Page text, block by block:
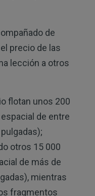
de
precio de las
lección a otros
flotan unos 200
de entre
otros 15 000
de más de
mientras
fragmentos